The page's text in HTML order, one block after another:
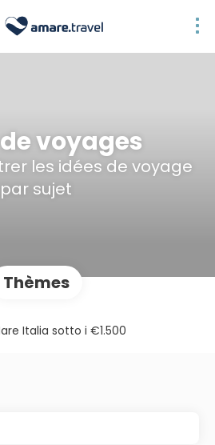
voyages
les idées de voyage
par sujet
Thèmes
Italia sotto i €1.500